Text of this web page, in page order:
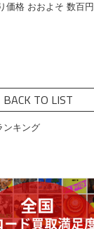
価格 おおよそ 数百
BACK TO LIST
ンキング